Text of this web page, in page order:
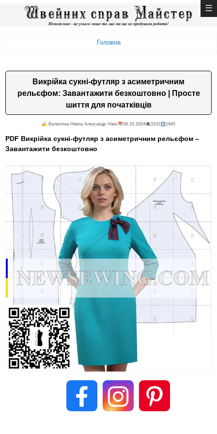
Головна
Викрійка сукні-футляр з асиметричним
рельєфом: Завантажити безкоштовно | Просте
шиття для початківців
✍️ Валентiна Нiвiна Александр Нiвiн📅06.10.2024👁️‍🗨️3101 ⬇️1945
PDF Викрійка сукні-футляр з асиметричним рельєфом –
Завантажити безкоштовно